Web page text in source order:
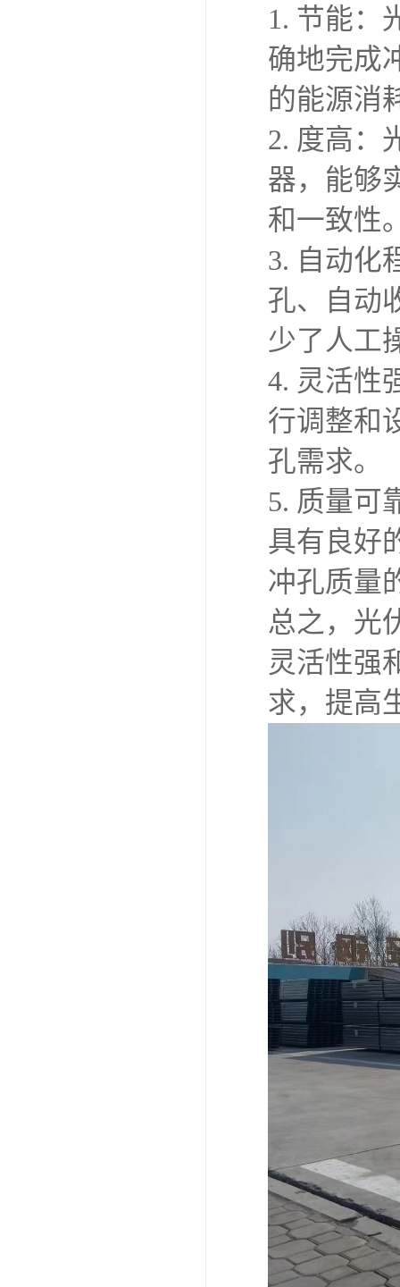
1. 节能：
确地完成
的能源消
2. 度高：
器，能够
和一致性
3. 自动化
孔、自动
少了人工
4. 灵活性
行调整和
孔需求。
5. 质量可
具有良好
冲孔质量
总之，光
灵活性强
求，提高